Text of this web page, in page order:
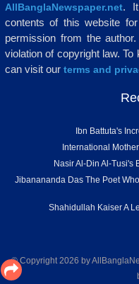
AllBanglaNewspaper.net.
contents of this website
permission from the
violation of copyright law.
can visit our terms and
Ibn Battuta's
International
Nasir Al-Din Al-Tusi's
Jibanananda Das The Poet
Shahidullah Kaiser A
© Copyright 2026 by